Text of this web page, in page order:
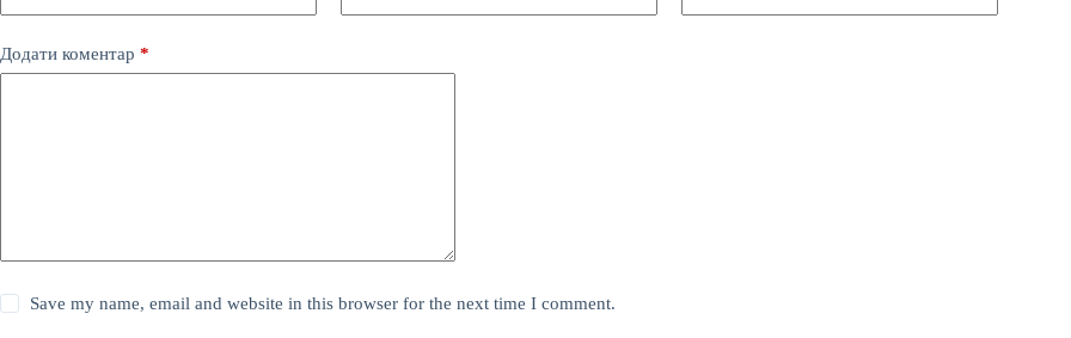
Додати коментар *
Save my name, email and website in this browser for the next time I comment.